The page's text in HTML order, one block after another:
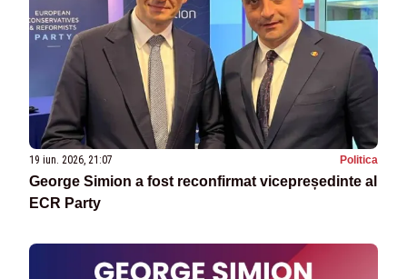
19 iun. 2026, 21:07 Politica
George Simion a fost reconfirmat vicepreședinte al
ECR Party